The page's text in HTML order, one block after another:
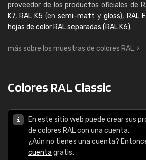
proveedor de los productos oficiales de
K7, RAL K5 (ensemi-matt ygloss), RAL
hojas de color RAL separadas (RAL K6).
más sobre los muestras de colores RAL
Colores RAL Classic
En este sitio web puede crear sus
de colores RAL con una cuenta.
¿Aún no tienes una cuenta?
cuenta gratis.